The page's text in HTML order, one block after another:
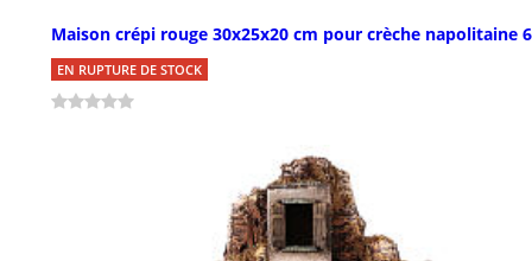
Maison crépi rouge 30x25x20 cm pour crèche napolitaine
EN RUPTURE DE STOCK